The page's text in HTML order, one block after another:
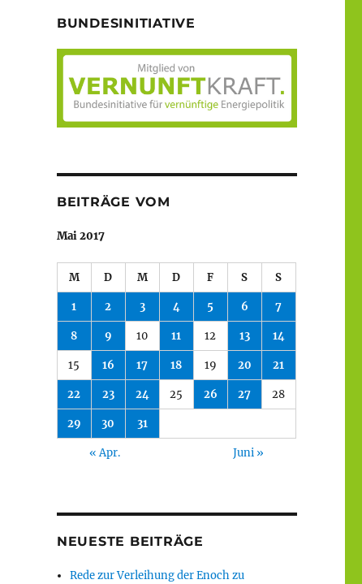
BUNDESINITIATIVE
BEITRÄGE VOM
Mai 2017
M D M D F S S
1 2 3 4 5 6 7
8 9 10 11 12 13 14
15 16 17 18 19 20 21
22 23 24 25 26 27 28
29 30 31
« Apr. Juni »
NEUESTE BEITRÄGE
Rede zur Verleihung der Enoch zu